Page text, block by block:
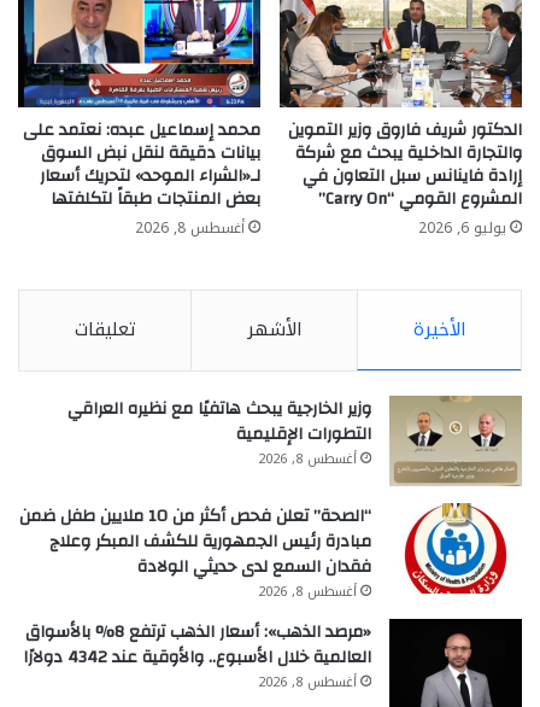
الدكتور شريف فاروق وزير التموين
والتجارة الداخلية يبحث مع شركة
إرادة فاينانس سبل التعاون في
المشروع القومي “Carry On”
يوليو 6, 2026
محمد إسماعيل عبده: نعتمد على
بيانات دقيقة لنقل نبض السوق
لـ«الشراء الموحد» لتحريك أسعار
بعض المنتجات طبقاً لتكلفتها
أغسطس 8, 2026
الأخيرة الأشهر تعليقات
وزير الخارجية يبحث هاتفيًا مع نظيره العراقي
التطورات الإقليمية
أغسطس 8, 2026
“الصحة” تعلن فحص أكثر من 10 ملايين طفل ضمن
مبادرة رئيس الجمهورية للكشف المبكر وعلاج
فقدان السمع لدى حديثي الولادة
أغسطس 8, 2026
«مرصد الذهب»: أسعار الذهب ترتفع 8% بالأسواق
العالمية خلال الأسبوع.. والأوقية عند 4342 دولارًا
أغسطس 8, 2026